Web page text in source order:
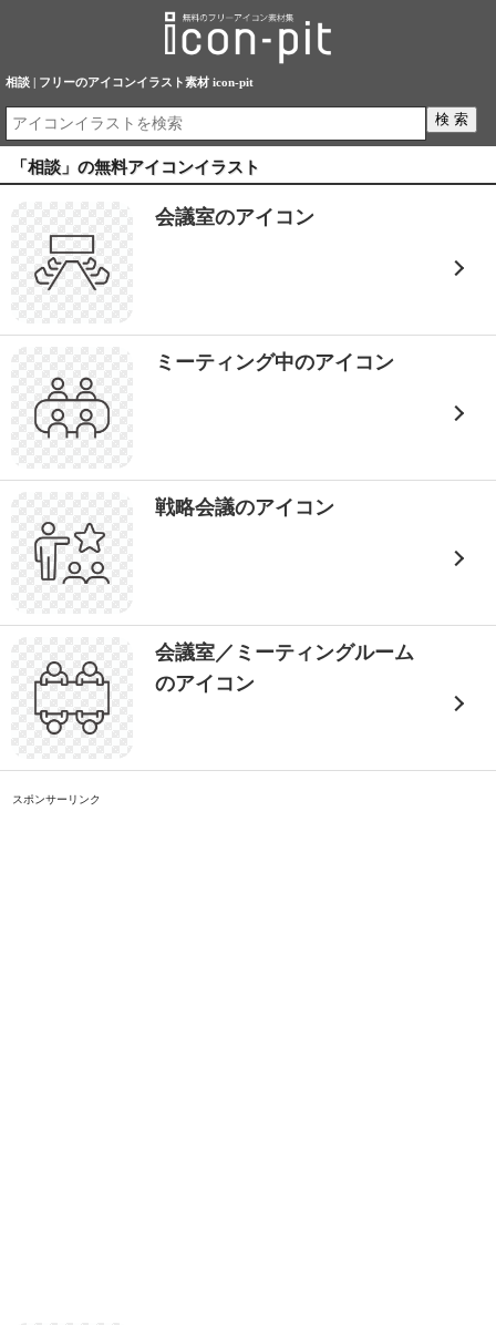
相談 | フリーのアイコンイラスト素材 icon-pit
「相談」の無料アイコンイラスト
会議室のアイコン
ミーティング中のアイコン
戦略会議のアイコン
会議室／ミーティングルーム
のアイコン
スポンサーリンク